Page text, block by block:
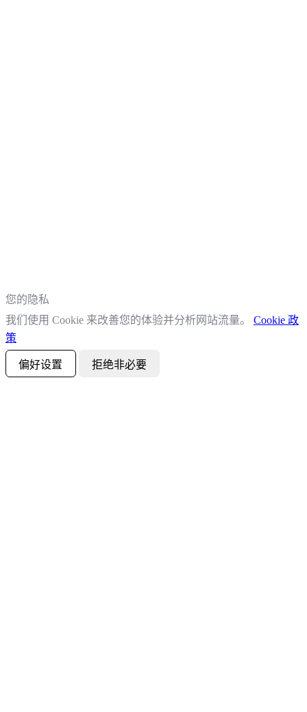
您的隐私
我们使用 Cookie 来改善您的体验并分析网站流量。 Cookie 政
策
偏好设置 拒绝非必要